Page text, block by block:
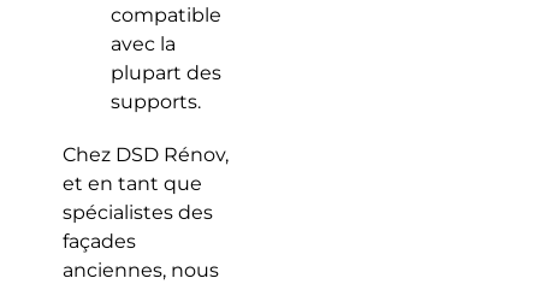
compatible
avec la
plupart des
supports.
Chez DSD Rénov,
et en tant que
spécialistes des
façades
anciennes, nous